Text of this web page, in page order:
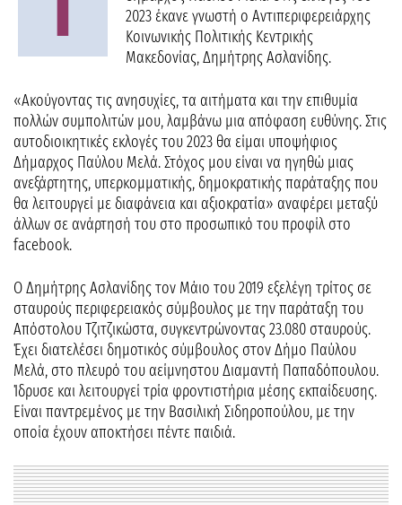
2023 έκανε γνωστή ο Αντιπεριφερειάρχης
Κοινωνικής Πολιτικής Κεντρικής
Μακεδονίας, Δημήτρης Ασλανίδης.
«Ακούγοντας τις ανησυχίες, τα αιτήματα και την επιθυμία
πολλών συμπολιτών μου, λαμβάνω μια απόφαση ευθύνης. Στις
αυτοδιοικητικές εκλογές του 2023 θα είμαι υποψήφιος
Δήμαρχος Παύλου Μελά. Στόχος μου είναι να ηγηθώ μιας
ανεξάρτητης, υπερκομματικής, δημοκρατικής παράταξης που
θα λειτουργεί με διαφάνεια και αξιοκρατία» αναφέρει μεταξύ
άλλων σε ανάρτησή του στο προσωπικό του προφίλ στο
facebook.
Ο Δημήτρης Ασλανίδης τον Μάιο του 2019 εξελέγη τρίτος σε
σταυρούς περιφερειακός σύμβουλος με την παράταξη του
Απόστολου Τζιτζικώστα, συγκεντρώνοντας 23.080 σταυρούς.
Έχει διατελέσει δημοτικός σύμβουλος στον Δήμο Παύλου
Μελά, στο πλευρό του αείμνηστου Διαμαντή Παπαδόπουλου.
Ίδρυσε και λειτουργεί τρία φροντιστήρια μέσης εκπαίδευσης.
Είναι παντρεμένος με την Βασιλική Σιδηροπούλου, με την
οποία έχουν αποκτήσει πέντε παιδιά.